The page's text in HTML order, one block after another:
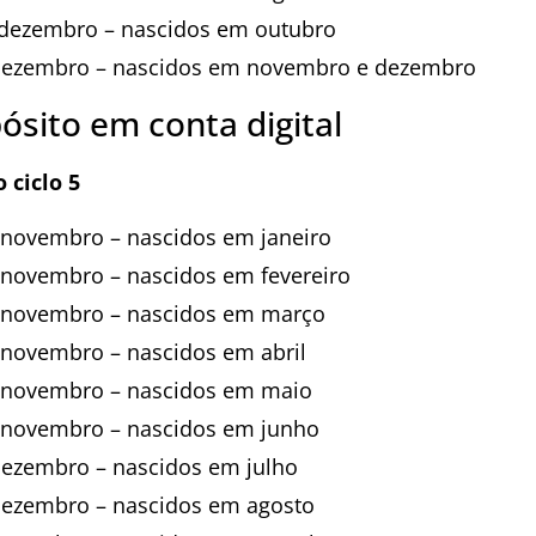
– nascidos em outubro
– nascidos em novembro e dezembro
em conta digital
ciclo 5
– nascidos em janeiro
– nascidos em fevereiro
– nascidos em março
– nascidos em abril
– nascidos em maio
– nascidos em junho
– nascidos em julho
– nascidos em agosto